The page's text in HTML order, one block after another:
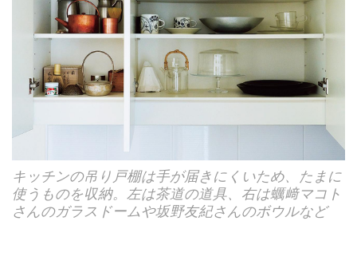
キッチンの吊り戸棚は手が届きにくいため、たまに
使うものを収納。左は茶道の道具、右は蠣﨑マコト
さんのガラスドームや坂野友紀さんのボウルなど